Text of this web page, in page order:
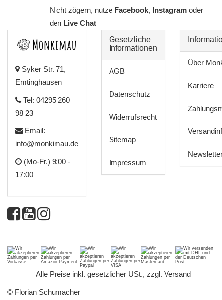
Nicht zögern, nutze Facebook, Instagram oder
denLive Chat
Syker Str. 71,
Emtinghausen
Tel: 04295 260
98 23
Email:
info@monkimau.de
(Mo-Fr.) 9:00 -
17:00
Gesetzliche
Informationen
AGB
Datenschutz
Widerrufsrecht
Sitemap
Impressum
Über
Karriere
Newsletter
Alle Preise inkl. gesetzlicher USt., zzgl. Versand
© Florian Schumacher